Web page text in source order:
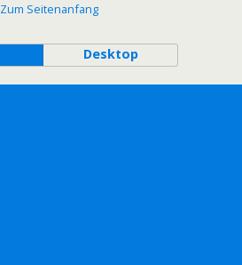
Zum Seitenanfang
Desktop